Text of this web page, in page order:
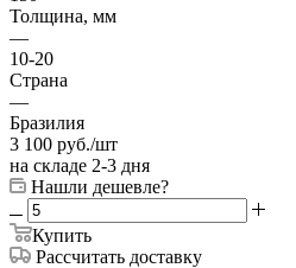
Толщина, мм
—
10-20
Страна
—
Бразилия
3 100 руб./шт
на складе 2-3 дня
Нашли дешевле?
Купить
Рассчитать доставку